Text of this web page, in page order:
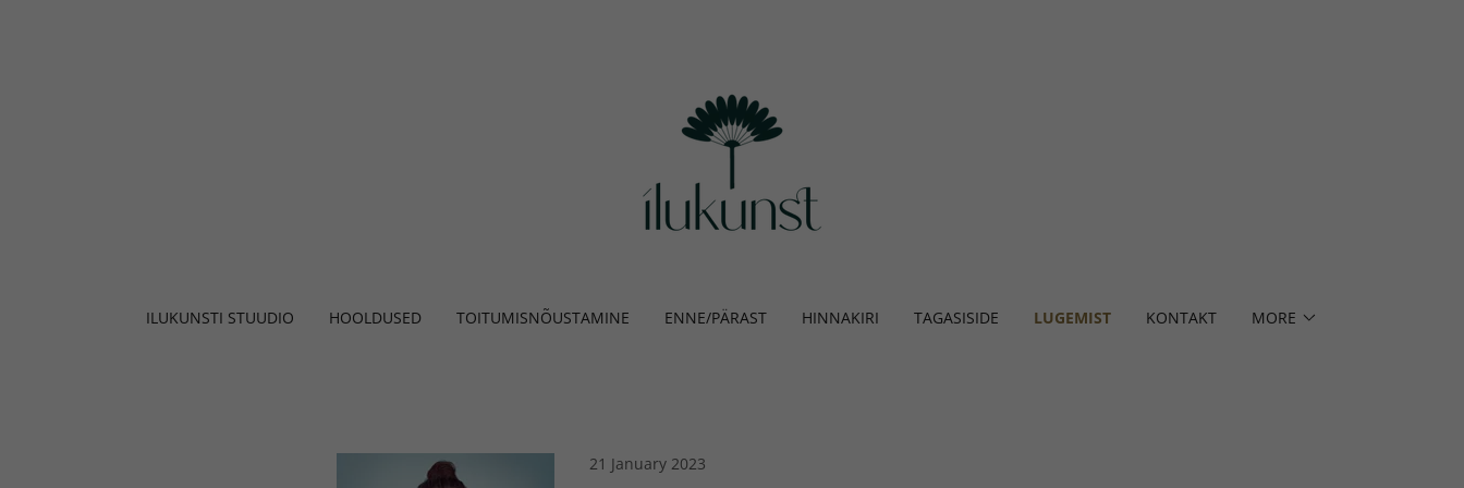
ILUKUNSTI STUUDIO HOOLDUSED TOITUMISNÕUSTAMINE ENNE/PÄRAST HINNAKIRI TAGASISIDE LUGEMIST KONTAKT MORE
21 January 2023